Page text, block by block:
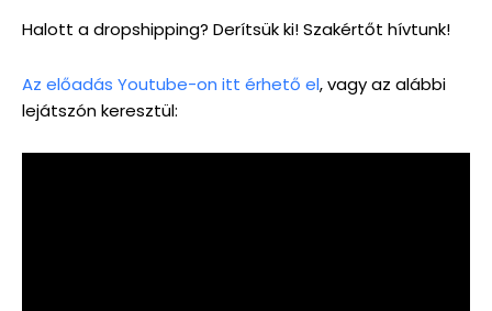
Halott a dropshipping? Derítsük ki! Szakértőt hívtunk!
Az előadás Youtube-on itt érhető el, vagy az alábbi
lejátszón keresztül: